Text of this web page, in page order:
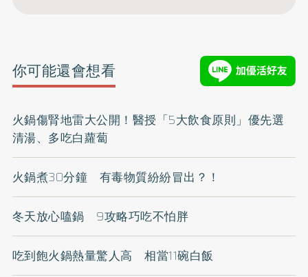
你可能還會想看
火鍋傷腎地雷大公開！醫授「5大飲食原則」優先選
清湯、多吃白蘿蔔
火鍋煮30分鐘 有毒物質紛紛冒出？！
冬天放心嗑鍋 9攻略巧吃不怕胖
吃到飽火鍋熱量驚人高 相當11碗白飯